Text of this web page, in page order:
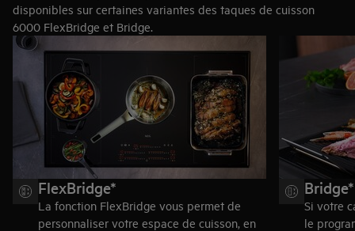
disponibles sur certaines variantes des taques de cuisson
6000 FlexBridge et Bridge.
FlexBridge*
La fonction FlexBridge vous permet de
personnaliser votre espace de cuisson, en
Bridge*
Si votre
le